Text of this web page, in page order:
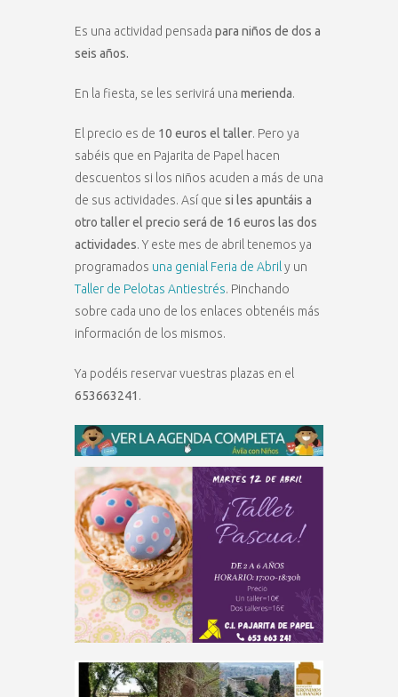
Es una actividad pensada para niños de dos a
seis años.
En la fiesta, se les serivirá una merienda.
El precio es de 10 euros el taller. Pero ya
sabéis que en Pajarita de Papel hacen
descuentos si los niños acuden a más de una
de sus actividades. Así que si les apuntáis a
otro taller el precio será de 16 euros las dos
actividades. Y este mes de abril tenemos ya
programados una genial Feria de Abrily un
Taller de Pelotas Antiestrés. Pinchando
sobre cada uno de los enlaces obtenéis más
información de los mismos.
Ya podéis reservar vuestras plazas en el
653663241 .